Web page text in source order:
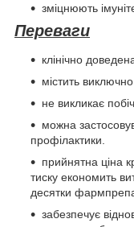
зміцнюють
Переваги
клінічно
містить
не викликає
можна
профілактики.
прийнятна ціна
тиску економить
десятки
забезпечує